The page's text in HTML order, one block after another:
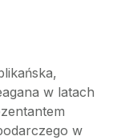
w latach
w